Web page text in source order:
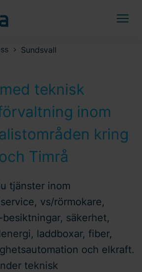
Sundsvall
teknisk
inom
kring
Timrå
tjänster inom
vs/rörmokare,
säkerhet,
laddboxar, fiber,
och elkraft.
teknisk